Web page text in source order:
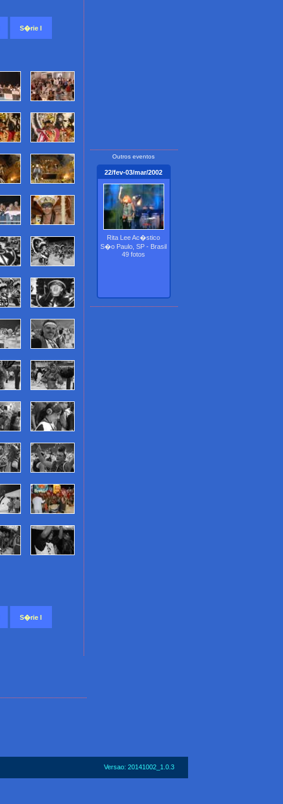
S�rie I
S�rie I
Outros eventos
22/fev-03/mar/2002
Rita Lee Ac�stico
S�o Paulo, SP - Brasil
49 fotos
Versao: 20141002_1.0.3